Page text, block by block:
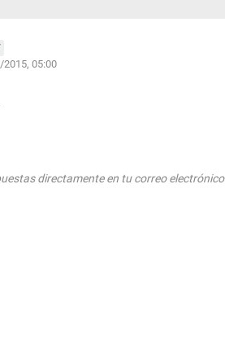
05:00
directamente en tu correo electrónico